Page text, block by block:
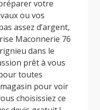
votre
ou vos
assez d’argent,
Maconnerie 76
dans le
prêt à vous
toutes
pour voir
choisissiez ce